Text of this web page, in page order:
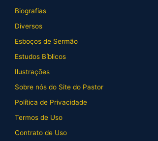
Biografias
Diversos
Esboços de Sermão
Estudos Bíblicos
Ilustrações
Sobre nós do Site do Pastor
Política de Privacidade
Termos de Uso
Contrato de Uso